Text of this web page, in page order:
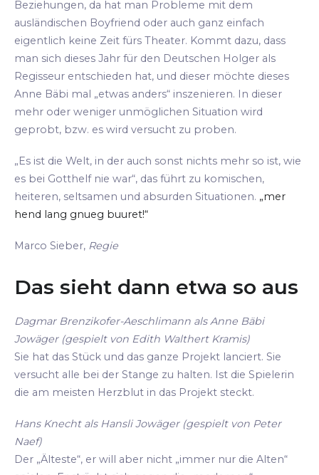
Beziehungen, da hat man Probleme mit dem
ausländischen Boyfriend oder auch ganz einfach
eigentlich keine Zeit fürs Theater. Kommt dazu, dass
man sich dieses Jahr für den Deutschen Holger als
Regisseur entschieden hat, und dieser möchte dieses
Anne Bäbi mal „etwas anders“ inszenieren. In dieser
mehr oder weniger unmöglichen Situation wird
geprobt, bzw. es wird versucht zu proben.
„Es ist die Welt, in der auch sonst nichts mehr so ist, wie
es bei Gotthelf nie war“, das führt zu komischen,
heiteren, seltsamen und absurden Situationen. „mer
hend lang gnueg buuret!“
Marco Sieber, Regie
Das sieht dann etwa so aus
Dagmar Brenzikofer-Aeschlimann als Anne Bäbi
Jowäger (gespielt von Edith Walthert Kramis)
Sie hat das Stück und das ganze Projekt lanciert. Sie
versucht alle bei der Stange zu halten. Ist die Spielerin
die am meisten Herzblut in das Projekt steckt.
Hans Knecht als Hansli Jowäger (gespielt von Peter
Naef)
Der „Älteste“, er will aber nicht „immer nur die Alten“